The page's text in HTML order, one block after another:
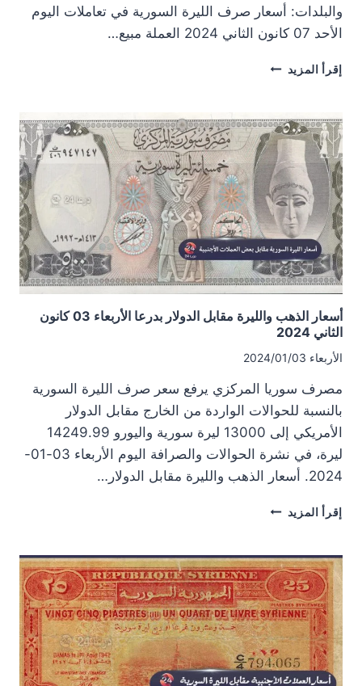
والبلدات: أسعار صرف الليرة السورية في تعاملات اليوم
الأحد 07 كانون الثاني 2024 العملة مبيع…
إقرأ المزيد أسعار
مقابل
الدولار
بدرعا
الأحد
07
كانون
الثاني
2024
أسعار الذهب والليرة مقابل الدولار بدرعا الأربعاء 03 كانون
الثاني 2024
الأربعاء 2024/01/03
مصرف سوريا المركزي يرفع سعر صرف الليرة السورية
بالنسبة للحوالات الواردة من الخارج مقابل الدولار
الأمريكي إلى 13000 ليرة سورية واليورو 14249.99
ليرة، في نشرة الحوالات والصرافة اليوم الأربعاء 03-01-
2024. أسعار الذهب والليرة مقابل الدولار…
إقرأ المزيد أسعار
مقابل
الدولار
بدرعا
الأربعاء
03
كانون
الثاني
2024